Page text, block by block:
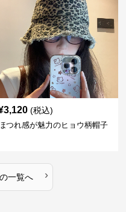
3,120 (税込)
つれ感が魅力のヒョウ柄帽子
一覧へ ›